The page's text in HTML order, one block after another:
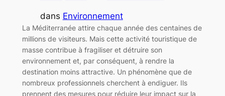
dans Environnement
La Méditerranée attire chaque année des centaines de
millions de visiteurs. Mais cette activité touristique de
masse contribue à fragiliser et détruire son
environnement et, par conséquent, à rendre la
destination moins attractive. Un phénomène que de
nombreux professionnels cherchent à endiguer. Ils
prennent des mesures pour réduire leur impact sur la